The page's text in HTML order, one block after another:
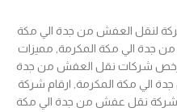
لنقل العفش من جدة الي مكة
جدة الي مكة المكرمة, مميزات
ارخص شركات نقل العفش من جدة
الي مكة المكرمة, ارقام شركة
نقل عفش من جدة الي مكة